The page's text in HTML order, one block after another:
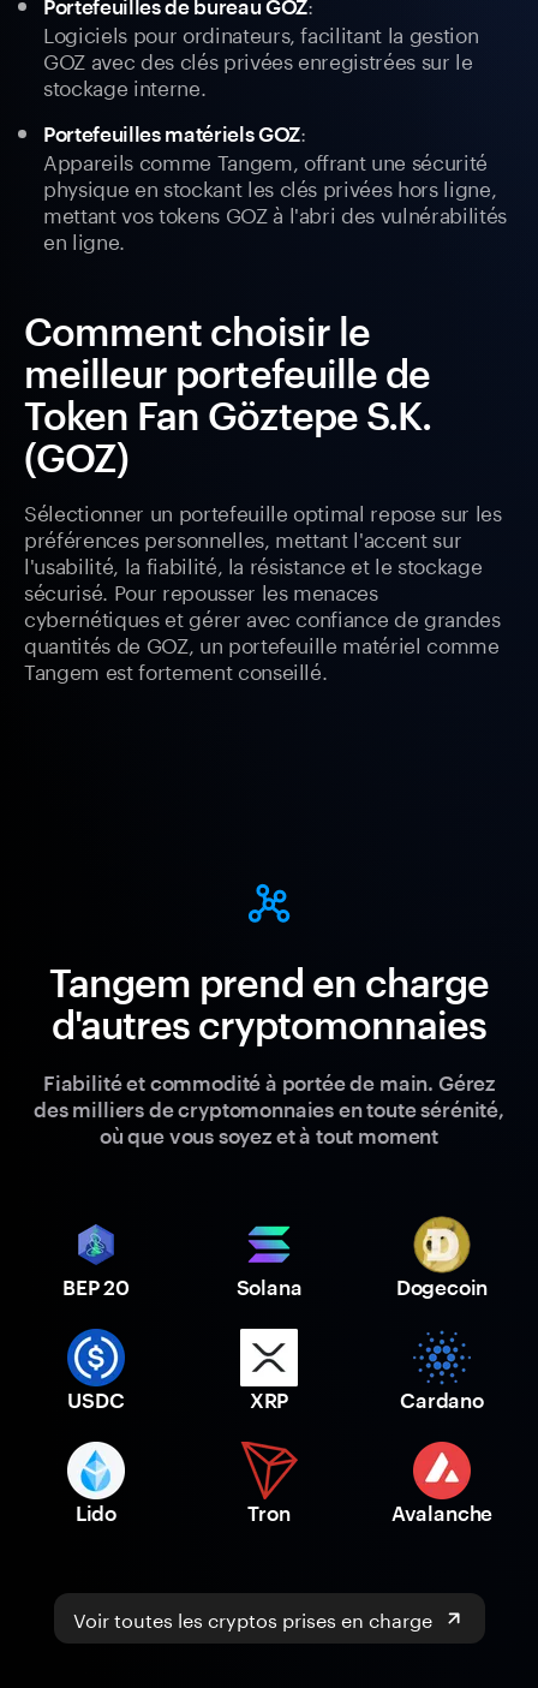
Portefeuilles de bureau GOZ
Logiciels pour ordinateurs, facilitant la gestion
GOZ avec des clés privées enregistrées sur le
stockage interne.
Portefeuilles matériels GOZ:
Appareils comme Tangem, offrant une sécurité
physique en stockant les clés privées hors ligne,
mettant vos tokens GOZ à l'abri des vulnérabilités
en ligne.
Comment choisir le
meilleur portefeuille de
Token Fan Göztepe S.K.
(GOZ)
Sélectionner un portefeuille optimal repose sur les
préférences personnelles, mettant l'accent sur
l'usabilité, la fiabilité, la résistance et le stockage
sécurisé. Pour repousser les menaces
cybernétiques et gérer avec confiance de grandes
quantités de GOZ, un portefeuille matériel comme
Tangem est fortement conseillé.
Tangem prend en charge
d'autres cryptomonnaies
Fiabilité et commodité à portée de main. Gérez
des milliers de cryptomonnaies en toute sérénité,
où que vous soyez et à tout moment
BEP 20 Solana Dogecoin
USDC XRP Cardano
Lido Tron Avalanche
Voir toutes les cryptos prises en charge